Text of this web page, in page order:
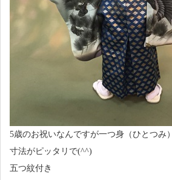
5歳のお祝いなんですが一つ身（ひとつみ
寸法がピッタリで(^^)
五つ紋付き